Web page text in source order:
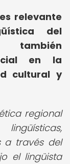
relevante
del
también
en la
cultural y
regional
a través del
el lingüista